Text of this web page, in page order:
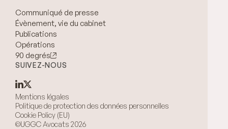
Communiqué de presse
Évènement, vie du cabinet
Publications
Opérations
90 degrés
SUIVEZ-NOUS
Mentions légales
Politique de protection des données personnelles
Cookie Policy (EU)
©UGGC Avocats 2026